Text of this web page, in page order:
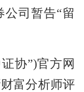
公司暂告“留
协”)官方网
富分析师评